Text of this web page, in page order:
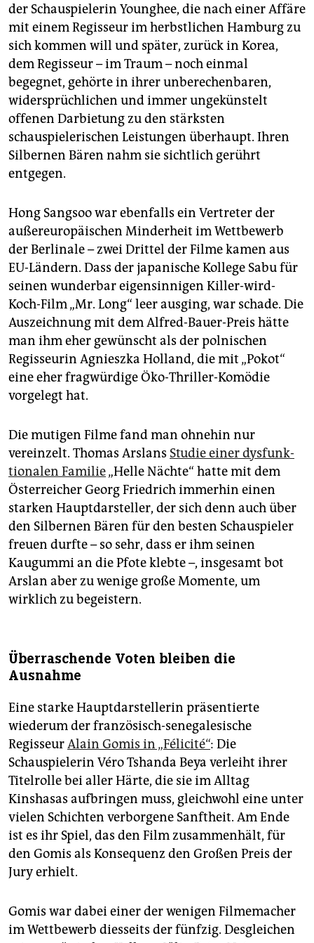
der Schauspielerin Younghee, die nach einer Affäre
mit einem Regisseur im herbstlichen Hamburg zu
sich kommen will und später, zurück in Korea,
dem Regisseur – im Traum – noch einmal
begegnet, gehörte in ihrer unberechenbaren,
widersprüchlichen und immer ungekünstelt
offenen Darbietung zu den stärksten
schauspielerischen Leistungen überhaupt. Ihren
Silbernen Bären nahm sie sichtlich gerührt
entgegen.
Hong Sangsoo war ebenfalls ein Vertreter der
außereuropäischen Minderheit im Wettbewerb
der Berlinale – zwei Drittel der Filme kamen aus
EU-Ländern. Dass der japanische Kollege Sabu für
seinen wunderbar eigensinnigen Killer-wird-
Koch-Film „Mr. Long“ leer ausging, war schade. Die
Auszeichnung mit dem Alfred-Bauer-Preis hätte
man ihm eher gewünscht als der polnischen
Regisseurin Agnieszka Holland, die mit „Pokot“
eine eher fragwürdige Öko-Thriller-Komödie
vorgelegt hat.
Die mutigen Filme fand man ohnehin nur
vereinzelt. Thomas Arslans Studie einer dysfunk­
tionalen Familie„Helle Nächte“ hatte mit dem
Österreicher Georg Friedrich immerhin einen
starken Hauptdarsteller, der sich denn auch über
den Silbernen Bären für den besten Schauspieler
freuen durfte – so sehr, dass er ihm seinen
Kaugummi an die Pfote klebte –, insgesamt bot
Arslan aber zu wenige große Momente, um
wirklich zu begeistern.
Überraschende Voten bleiben die
Ausnahme
Eine starke Hauptdarstellerin präsentierte
wiederum der französisch-senegalesische
RegisseurAlain Gomis in „Félicité“: Die
Schauspielerin Véro Tshanda Beya verleiht ihrer
Titelrolle bei aller Härte, die sie im Alltag
Kinshasas aufbringen muss, gleichwohl eine unter
vielen Schichten verborgene Sanftheit. Am Ende
ist es ihr Spiel, das den Film zusammenhält, für
den Gomis als Konsequenz den Großen Preis der
Jury erhielt.
Gomis war dabei einer der wenigen Filmemacher
im Wettbewerb diesseits der fünfzig. Desgleichen